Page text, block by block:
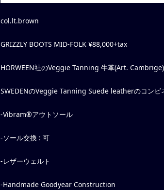
col.lt.brown
GRIZZLY BOOTS MID-FOLK ¥88,000+tax
HORWEEN社のVeggie Tanning 牛革(Art. Cambrige)
SWEDENのVeggie Tanning Suede leatherのコンビ
-Vibram®アウトソール
-ソール交換 : 可
-レザーウェルト
-Handmade Goodyear Construction